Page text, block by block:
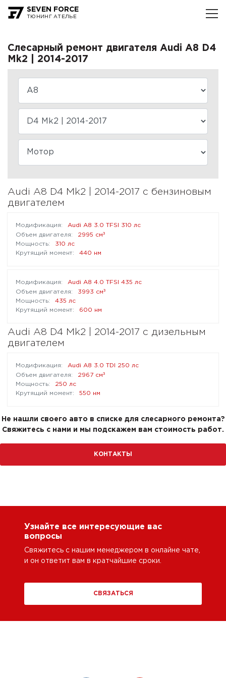
SEVEN FORCE
ТЮНИНГ АТЕЛЬЕ
Слесарный ремонт двигателя Audi A8 D4
Mk2 | 2014-2017
Audi A8 D4 Mk2 | 2014-2017 с бензиновым
двигателем
Audi A8 3.0 TFSI 310 лс
2995 см³
310 лс
440 нм
Audi A8 4.0 TFSI 435 лс
3993 см³
435 лс
600 нм
Audi A8 D4 Mk2 | 2014-2017 с дизельным
двигателем
Audi A8 3.0 TDI 250 лс
2967 см³
250 лс
550 нм
Не нашли своего авто в списке для слесарного ремонта?
Свяжитесь с нами и мы подскажем вам стоимость работ.
КОНТАКТЫ
Узнайте все интересующие вас
вопросы
Свяжитесь с нашим менеджером в онлайне чате,
и он ответит вам в кратчайшие сроки.
СВЯЗАТЬСЯ